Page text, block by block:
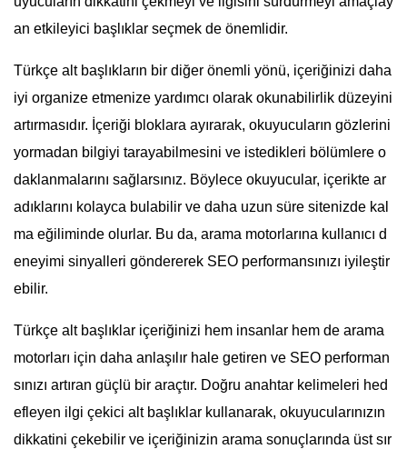
an etkileyici başlıklar seçmek de önemlidir.
Türkçe alt başlıkların bir diğer önemli yönü, içeriğinizi daha
iyi organize etmenize yardımcı olarak okunabilirlik düzeyini
artırmasıdır. İçeriği bloklara ayırarak, okuyucuların gözlerini
yormadan bilgiyi tarayabilmesini ve istedikleri bölümlere o
daklanmalarını sağlarsınız. Böylece okuyucular, içerikte ar
adıklarını kolayca bulabilir ve daha uzun süre sitenizde kal
ma eğiliminde olurlar. Bu da, arama motorlarına kullanıcı d
eneyimi sinyalleri göndererek SEO performansınızı iyileştir
ebilir.
Türkçe alt başlıklar içeriğinizi hem insanlar hem de arama
motorları için daha anlaşılır hale getiren ve SEO performan
sınızı artıran güçlü bir araçtır. Doğru anahtar kelimeleri hed
efleyen ilgi çekici alt başlıklar kullanarak, okuyucularınızın
dikkatini çekebilir ve içeriğinizin arama sonuçlarında üst sır